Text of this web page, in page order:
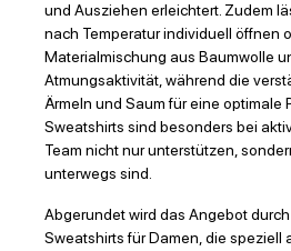
und Ausziehen erleichtert. Zudem
nach Temperatur individuell öffnen
Materialmischung aus Baumwolle
Atmungsaktivität, während die
Ärmeln und Saum für eine optimale
Sweatshirts sind besonders bei
Team nicht nur unterstützen,
unterwegs sind.
Abgerundet wird das Angebot
Sweatshirts für Damen, die speziell